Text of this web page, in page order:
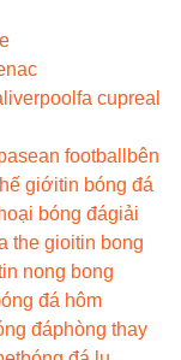
ac
liverpool fa cupreal
asean football
bên
giớitin bóng đá
bóng đágiải
the gioitin bong
nong bong
đá hôm
đáphòng thay